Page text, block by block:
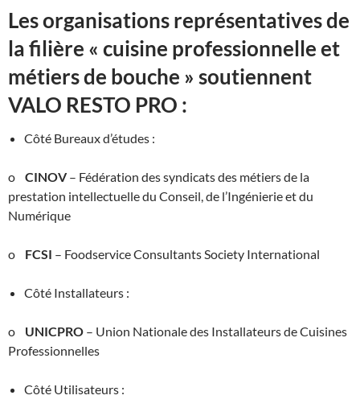
Les organisations représentatives de
la filière « cuisine professionnelle et
métiers de bouche » soutiennent
VALO RESTO PRO :
Côté Bureaux d’études :
o CINOV– Fédération des syndicats des métiers de la
prestation intellectuelle du Conseil, de l’Ingénierie et du
Numérique
o FCSI – Foodservice Consultants Society International
Côté Installateurs :
o UNICPRO – Union Nationale des Installateurs de Cuisines
Professionnelles
Côté Utilisateurs :